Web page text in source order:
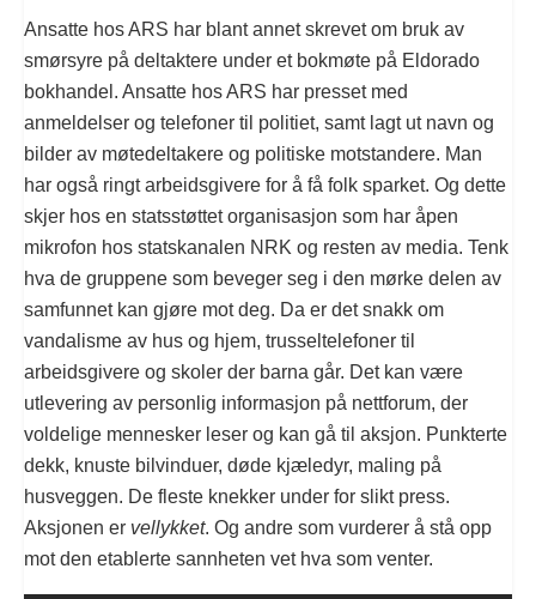
Ansatte hos ARS har blant annet skrevet om bruk av
smørsyre på deltaktere under et bokmøte på Eldorado
bokhandel. Ansatte hos ARS har presset med
anmeldelser og telefoner til politiet, samt lagt ut navn og
bilder av møtedeltakere og politiske motstandere. Man
har også ringt arbeidsgivere for å få folk sparket. Og dette
skjer hos en statsstøttet organisasjon som har åpen
mikrofon hos statskanalen NRK og resten av media. Tenk
hva de gruppene som beveger seg i den mørke delen av
samfunnet kan gjøre mot deg. Da er det snakk om
vandalisme av hus og hjem, trusseltelefoner til
arbeidsgivere og skoler der barna går. Det kan være
utlevering av personlig informasjon på nettforum, der
voldelige mennesker leser og kan gå til aksjon. Punkterte
dekk, knuste bilvinduer, døde kjæledyr, maling på
husveggen. De fleste knekker under for slikt press.
Aksjonen er vellykket. Og andre som vurderer å stå opp
mot den etablerte sannheten vet hva som venter.